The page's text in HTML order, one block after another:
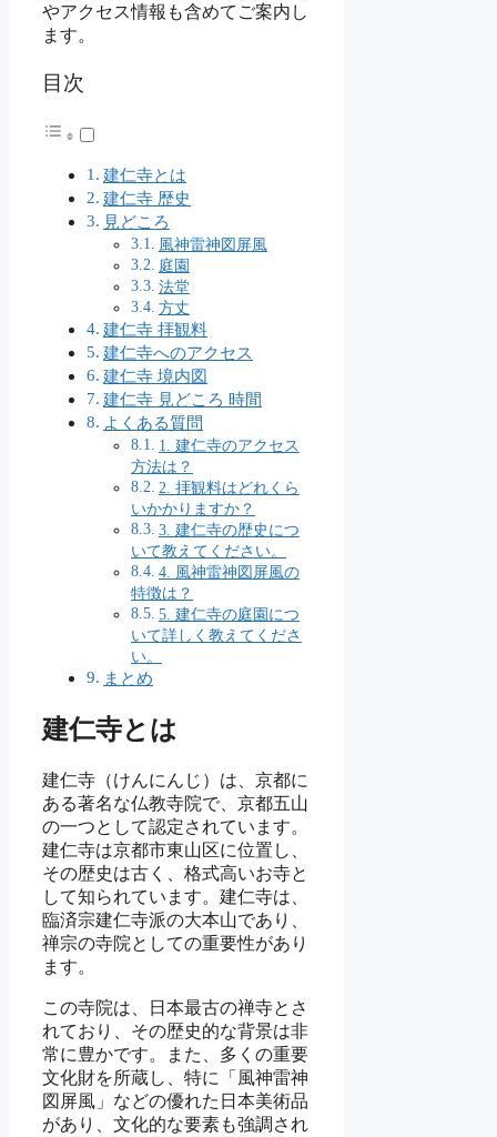
やアクセス情報も含めてご案内し
ます。
目次
建仁寺とは
建仁寺 歴史
見どころ
風神雷神図屏風
庭園
法堂
方丈
建仁寺 拝観料
建仁寺へのアクセス
建仁寺 境内図
建仁寺 見どころ 時間
よくある質問
1. 建仁寺のアクセス
方法は？
2. 拝観料はどれくら
いかかりますか？
3. 建仁寺の歴史につ
いて教えてください。
4. 風神雷神図屏風の
特徴は？
5. 建仁寺の庭園につ
いて詳しく教えてくださ
い。
まとめ
建仁寺とは
建仁寺（けんにんじ）は、京都に
ある著名な仏教寺院で、京都五山
の一つとして認定されています。
建仁寺は京都市東山区に位置し、
その歴史は古く、格式高いお寺と
して知られています。建仁寺は、
臨済宗建仁寺派の大本山であり、
禅宗の寺院としての重要性があり
ます。
この寺院は、日本最古の禅寺とさ
れており、その歴史的な背景は非
常に豊かです。また、多くの重要
文化財を所蔵し、特に「風神雷神
図屏風」などの優れた日本美術品
があり、文化的な要素も強調され